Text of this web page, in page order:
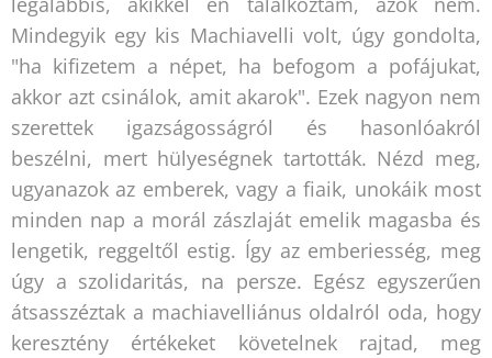
Mindegyik egy kis Machiavelli volt, úgy gondolta,
"ha kifizetem a népet, ha befogom a pofájukat,
akkor azt csinálok, amit akarok". Ezek nagyon nem
szerettek igazságosságról és hasonlóakról
beszélni, mert hülyeségnek tartották. Nézd meg,
ugyanazok az emberek, vagy a fiaik, unokáik most
minden nap a morál zászlaját emelik magasba és
lengetik, reggeltől estig. Így az emberiesség, meg
úgy a szolidaritás, na persze. Egész egyszerűen
átsasszéztak a machiavelliánus oldalról oda, hogy
keresztény értékeket követelnek rajtad, meg